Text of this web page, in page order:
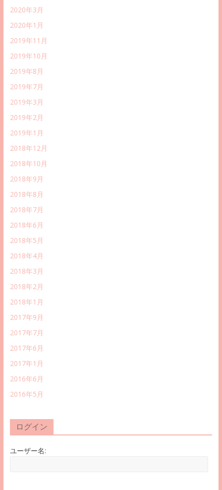
2020年3月
2020年1月
2019年11月
2019年10月
2019年8月
2019年7月
2019年3月
2019年2月
2019年1月
2018年12月
2018年10月
2018年9月
2018年8月
2018年7月
2018年6月
2018年5月
2018年4月
2018年3月
2018年2月
2018年1月
2017年9月
2017年7月
2017年6月
2017年1月
2016年6月
2016年5月
ログイン
ユーザー名: